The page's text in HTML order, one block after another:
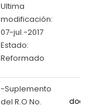
Ultima
modificación:
07-jul.-2017
Estado:
Reformado
-Suplemento
del R.O No.